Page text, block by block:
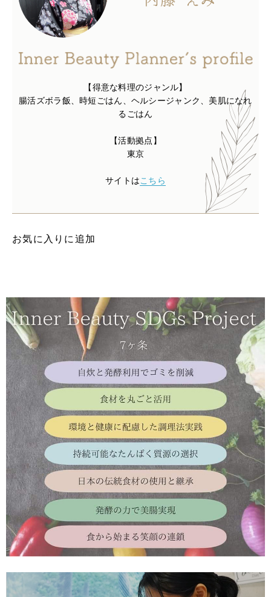
【得意な料理のジャンル】
腸活ズボラ飯、時短ごはん、ヘルシージャンク、美肌になれ
るごはん
【活動拠点】
東京
サイトはこちら
お気に入りに追加